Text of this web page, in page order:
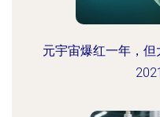
元宇宙爆红一年，但